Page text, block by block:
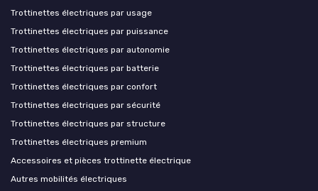
Trottinettes électriques par usage
Trottinettes électriques par puissance
Trottinettes électriques par autonomie
Trottinettes électriques par batterie
Trottinettes électriques par confort
Trottinettes électriques par sécurité
Trottinettes électriques par structure
Trottinettes électriques premium
Accessoires et pièces trottinette électrique
Autres mobilités électriques